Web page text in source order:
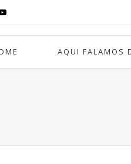
AQUI FALAMOS